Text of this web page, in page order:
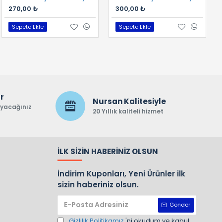
270,00 ₺
Sepete Ekle
300,00 ₺
Sepete Ekle
Nursan Kalitesiyle
20 Yıllık kaliteli hizmet
İLK SIZIN HABERINIZ OLSUN
İndirim Kuponları, Yeni Ürünler ilk
sizin haberiniz olsun.
Gönder